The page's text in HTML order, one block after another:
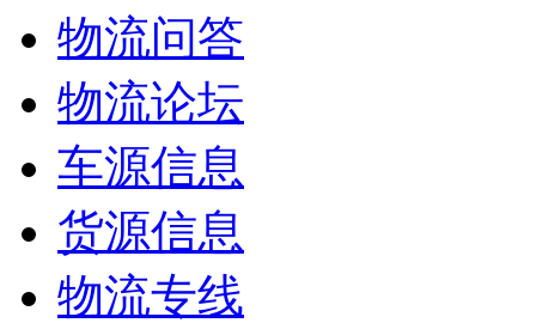
物流问答
物流论坛
车源信息
货源信息
物流专线